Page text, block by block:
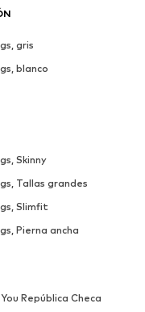
gris
blanco
Skinny
Tallas grandes
Slimfit
Pierna ancha
República Checa